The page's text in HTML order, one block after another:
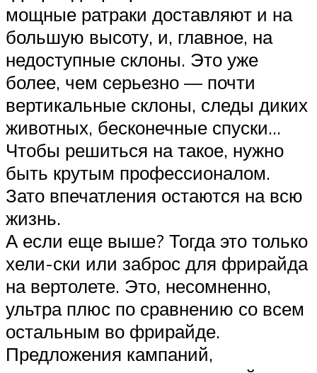
мощные ратраки доставляют и на
большую высоту, и, главное, на
недоступные склоны. Это уже
более, чем серьезно — почти
вертикальные склоны, следы диких
животных, бесконечные спуски…
Чтобы решиться на такое, нужно
быть крутым профессионалом.
Зато впечатления остаются на всю
жизнь.
А если еще выше? Тогда это только
хели-ски или заброс для фрирайда
на вертолете. Это, несомненно,
ультра плюс по сравнению со всем
остальным во фрирайде.
Предложения кампаний,